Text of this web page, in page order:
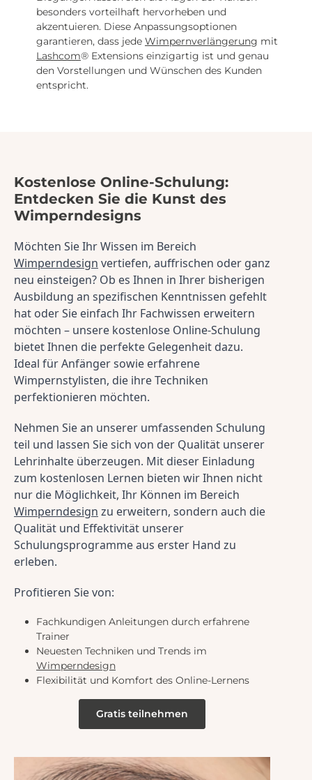
besonders vorteilhaft hervorheben und
akzentuieren. Diese Anpassungsoptionen
garantieren, dass jede Wimpernverlängerung mit
Lashcom® Extensions einzigartig ist und genau
den Vorstellungen und Wünschen des Kunden
entspricht.
Kostenlose Online-Schulung:
Entdecken Sie die Kunst des
Wimperndesigns
Wimperndesign vertiefen, auffrischen oder ganz
neu einsteigen? Ob es Ihnen in Ihrer bisherigen
Ausbildung an spezifischen Kenntnissen gefehlt
hat oder Sie einfach Ihr Fachwissen erweitern
möchten – unsere kostenlose Online-Schulung
bietet Ihnen die perfekte Gelegenheit dazu.
Ideal für Anfänger sowie erfahrene
Wimpernstylisten, die ihre Techniken
perfektionieren möchten.
Nehmen Sie an unserer umfassenden Schulung
teil und lassen Sie sich von der Qualität unserer
Lehrinhalte überzeugen. Mit dieser Einladung
zum kostenlosen Lernen bieten wir Ihnen nicht
Wimperndesign zu erweitern, sondern auch die
Qualität und Effektivität unserer
Schulungsprogramme aus erster Hand zu
erleben.
Profitieren Sie von:
Fachkundigen Anleitungen durch erfahrene
Trainer
Neuesten Techniken und Trends im
Wimperndesign
Flexibilität und Komfort des Online-Lernens
Gratis teilnehmen